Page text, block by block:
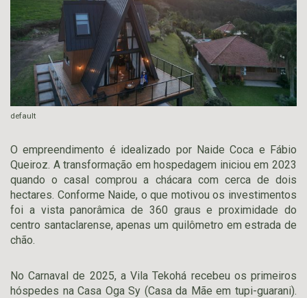
default
O empreendimento é idealizado por Naide Coca e Fábio
Queiroz. A transformação em hospedagem iniciou em 2023
quando o casal comprou a chácara com cerca de dois
hectares. Conforme Naide, o que motivou os investimentos
foi a vista panorâmica de 360 graus e proximidade do
centro santaclarense, apenas um quilômetro em estrada de
chão.
No Carnaval de 2025, a Vila Tekohá recebeu os primeiros
hóspedes na Casa Oga Sy (Casa da Mãe em tupi-guarani).